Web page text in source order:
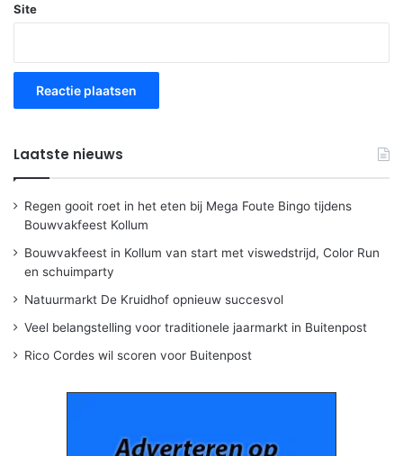
Site
Laatste nieuws
Regen gooit roet in het eten bij Mega Foute Bingo tijdens
Bouwvakfeest Kollum
Bouwvakfeest in Kollum van start met viswedstrijd, Color Run
en schuimparty
Natuurmarkt De Kruidhof opnieuw succesvol
Veel belangstelling voor traditionele jaarmarkt in Buitenpost
Rico Cordes wil scoren voor Buitenpost